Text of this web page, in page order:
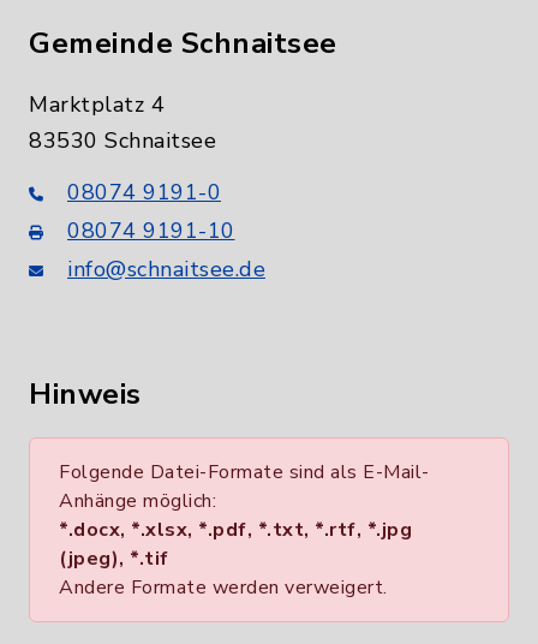
Gemeinde Schnaitsee
Marktplatz 4
83530 Schnaitsee
08074 9191-0
08074 9191-10
info@schnaitsee.de
Hinweis
Folgende Datei-Formate sind als E-Mail-
Anhänge möglich:
*.docx, *.xlsx, *.pdf, *.txt, *.rtf, *.jpg
(jpeg), *.tif
Andere Formate werden verweigert.